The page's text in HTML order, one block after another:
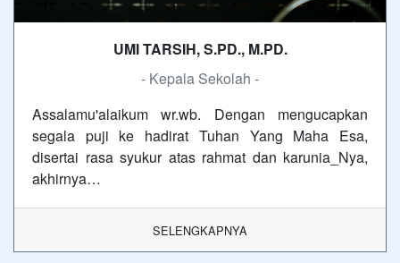
UMI TARSIH, S.PD., M.PD.
- Kepala Sekolah -
Assalamu'alaikum wr.wb. Dengan mengucapkan
segala puji ke hadirat Tuhan Yang Maha Esa,
disertai rasa syukur atas rahmat dan karunia_Nya,
akhirnya…
SELENGKAPNYA